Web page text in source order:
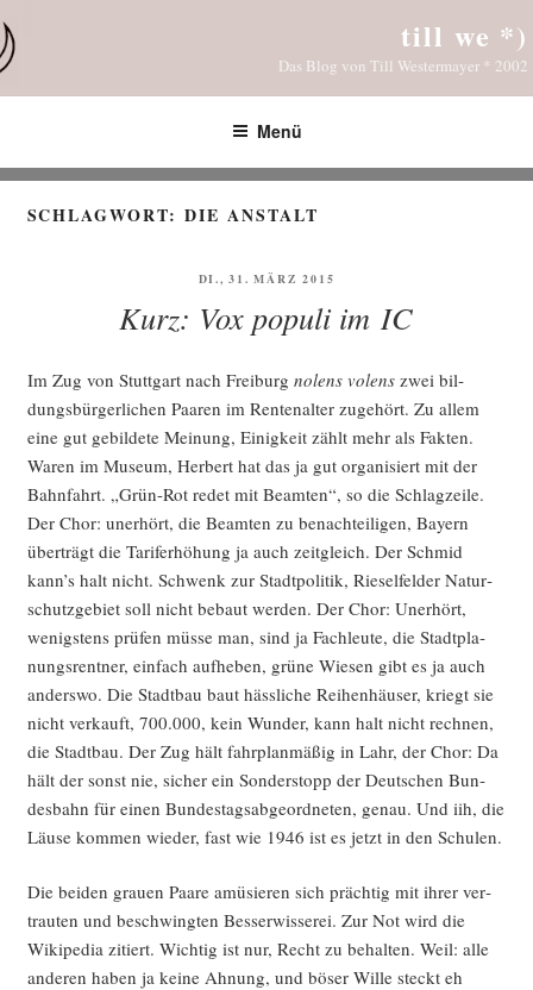
Inhalt
springen
till we *)
Das Blog von Till Westermayer * 2002
Menü
SCHLAGWORT:DIE ANSTALT
VERÖFFENTLICHT
DI., 31. MÄRZ 2015
Kurz: Vox populi im IC
Im Zug von Stutt­gart nach Frei­burg nolens volenszwei bil­
dungs­bür­ger­li­chen Paa­ren im Ren­ten­al­ter zuge­hört. Zu allem
eine gut gebil­de­te Mei­nung, Einig­keit zählt mehr als Fak­ten.
Waren im Muse­um, Her­bert hat das ja gut orga­ni­siert mit der
Bahn­fahrt. „Grün-Rot redet mit Beam­ten“, so die Schlag­zei­le.
Der Chor: uner­hört, die Beam­ten zu benach­tei­li­gen, Bay­ern
über­trägt die Tarif­er­hö­hung ja auch zeit­gleich. Der Schmid
kann’s halt nicht. Schwenk zur Stadt­po­li­tik, Rie­sel­fel­der Natur­
schutz­ge­biet soll nicht bebaut wer­den. Der Chor: Uner­hört,
wenigs­tens prü­fen müs­se man, sind ja Fach­leu­te, die Stadt­pla­
nungs­rent­ner, ein­fach auf­he­ben, grü­ne Wie­sen gibt es ja auch
anders­wo. Die Stadt­bau baut häss­li­che Rei­hen­häu­ser, kriegt sie
nicht ver­kauft, 700.000, kein Wun­der, kann halt nicht rech­nen,
die Stadt­bau. Der Zug hält fahr­plan­mä­ßig in Lahr, der Chor: Da
hält der sonst nie, sicher ein Son­der­stopp der Deut­schen Bun­
des­bahn für einen Bun­des­tags­ab­ge­ord­ne­ten, genau. Und iih, die
Läu­se kom­men wie­der, fast wie 1946 ist es jetzt in den Schulen.
Die bei­den grau­en Paa­re amü­sie­ren sich präch­tig mit ihrer ver­
trau­ten und beschwing­ten Bes­ser­wis­se­rei. Zur Not wird die
Wiki­pe­dia zitiert. Wich­tig ist nur, Recht zu behal­ten. Weil: alle
ande­ren haben ja kei­ne Ahnung, und böser Wil­le steckt eh